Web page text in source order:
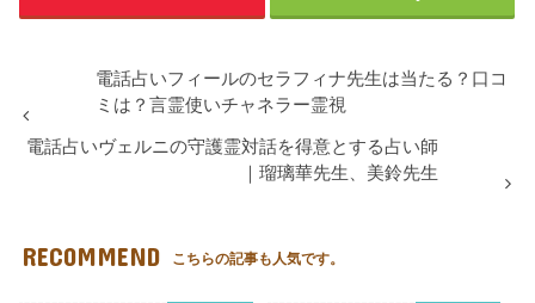
電話占いフィールのセラフィナ先生は当たる？口コ
ミは？言霊使いチャネラー霊視
電話占いヴェルニの守護霊対話を得意とする占い師
｜瑠璃華先生、美鈴先生
RECOMMEND こちらの記事も人気です。